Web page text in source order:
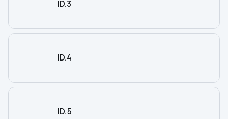
ID.3
ID.4
ID.5